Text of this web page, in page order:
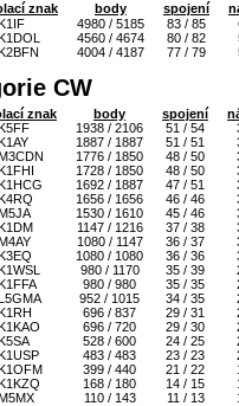
znak body spojení
4980 / 5185 83 / 85
4560 / 4674 80 / 82
4004 / 4187 77 / 79
CW
znak body spojení
1938 / 2106 51 / 54
1887 / 1887 51 / 51
1776 / 1850 48 / 50
1728 / 1850 48 / 50
1692 / 1887 47 / 51
1656 / 1656 46 / 46
1530 / 1610 45 / 46
1147 / 1216 37 / 38
1080 / 1147 36 / 37
1080 / 1080 36 / 36
980 / 1170 35 / 39
980 / 980 35 / 35
952 / 1015 34 / 35
696 / 837 29 / 31
696 / 720 29 / 30
528 / 600 24 / 25
483 / 483 23 / 23
399 / 440 21 / 22
168 / 180 14 / 15
110 / 143 11 / 13